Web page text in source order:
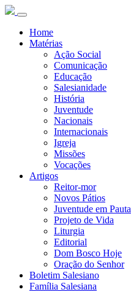
Home
Matérias
Ação Social
Comunicação
Educação
Salesianidade
História
Juventude
Nacionais
Internacionais
Igreja
Missões
Vocações
Artigos
Reitor-mor
Novos Pátios
Juventude em Pauta
Projeto de Vida
Liturgia
Editorial
Dom Bosco Hoje
Oração do Senhor
Boletim Salesiano
Família Salesiana